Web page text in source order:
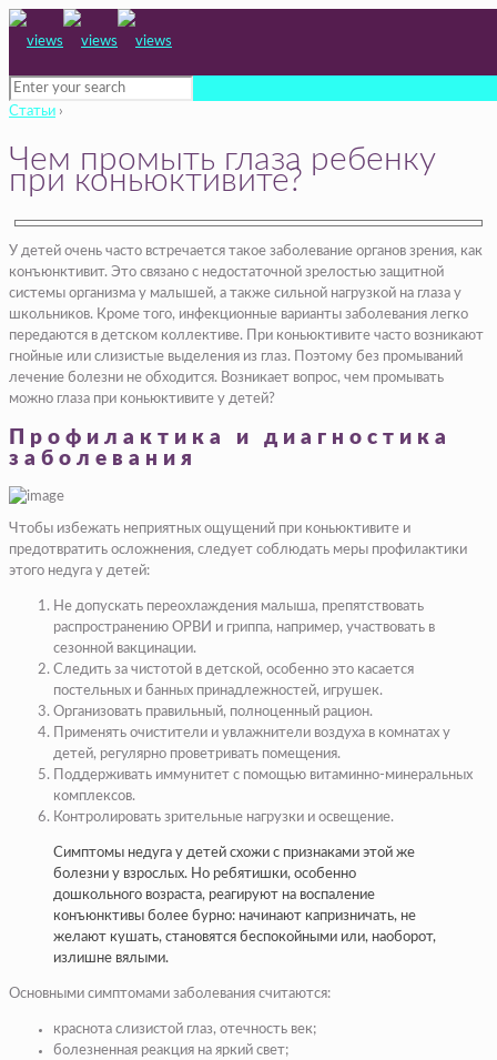
Статьи ›
Чем промыть глаза ребенку
при коньюктивите?
У детей очень часто встречается такое заболевание органов зрения, как
конъюнктивит. Это связано с недостаточной зрелостью защитной
системы организма у малышей, а также сильной нагрузкой на глаза у
школьников. Кроме того, инфекционные варианты заболевания легко
передаются в детском коллективе. При коньюктивите часто возникают
гнойные или слизистые выделения из глаз. Поэтому без промываний
лечение болезни не обходится. Возникает вопрос, чем промывать
можно глаза при коньюктивите у детей?
Профилактика и диагностика
заболевания
Чтобы избежать неприятных ощущений при коньюктивите и
предотвратить осложнения, следует соблюдать меры профилактики
этого недуга у детей:
Не допускать переохлаждения малыша, препятствовать
распространению ОРВИ и гриппа, например, участвовать в
сезонной вакцинации.
Следить за чистотой в детской, особенно это касается
постельных и банных принадлежностей, игрушек.
Организовать правильный, полноценный рацион.
Применять очистители и увлажнители воздуха в комнатах у
детей, регулярно проветривать помещения.
Поддерживать иммунитет с помощью витаминно-минеральных
комплексов.
Контролировать зрительные нагрузки и освещение.
Симптомы недуга у детей схожи с признаками этой же
болезни у взрослых. Но ребятишки, особенно
дошкольного возраста, реагируют на воспаление
конъюнктивы более бурно: начинают капризничать, не
желают кушать, становятся беспокойными или, наоборот,
излишне вялыми.
Основными симптомами заболевания считаются:
краснота слизистой глаз, отечность век;
болезненная реакция на яркий свет;